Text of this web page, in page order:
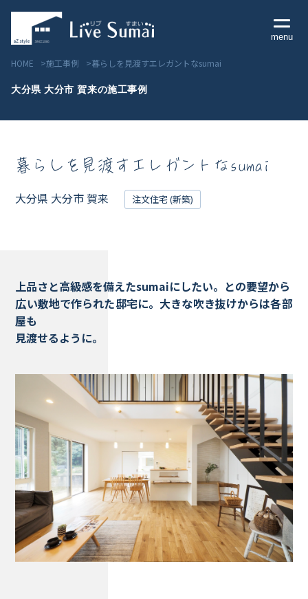
menu
Livesumai 住宅標準性能
Livesumai 家づくりの流れ
見学会／モデルハウス情報
物件情報
オーナー様の声
完成案内
よくいただくご質問
お役立ちコラム
会社情報
代表挨拶
スタッフ紹介
HOME 施工事例 暮らしを見渡すエレガントなsumai
大分県 大分市 賀来の施工事例
暮らしを見渡すエレガントなsumai
大分県 大分市 賀来
注文住宅 (新築)
上品さと高級感を備えたsumaiにしたい。との要望から
広い敷地で作られた邸宅に。大きな吹き抜けからは各部
屋も
見渡せるように。